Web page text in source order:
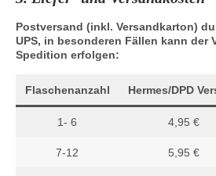
Postversand (inkl. Versandkarton)
UPS, in besonderen Fällen kann der
Spedition erfolgen:
Flaschenanzahl Hermes/DPD
1- 6 4,95 €
7-12 5,95 €